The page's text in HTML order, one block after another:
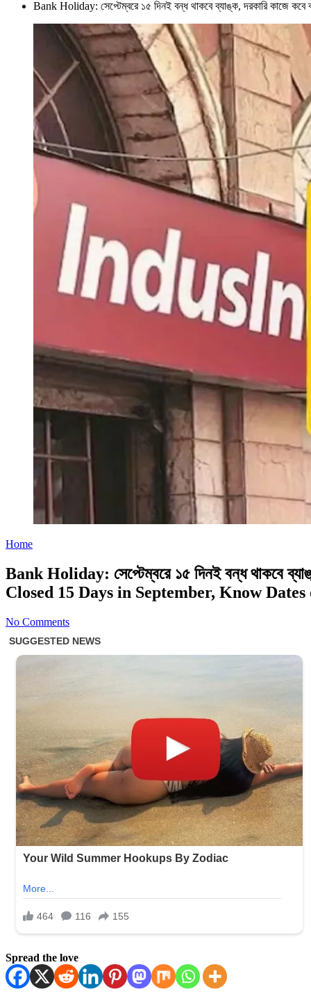
Bank Holiday: সেপ্টেম্বরে ১৫ দিনই বন্ধ থাকবে ব্যাঙ্ক, দরকারি
Home
Bank Holiday: সেপ্টেম্বরে ১৫ দিনই বন্ধ থাকবে
Closed 15 Days in September, Know
No Comments
Spread the love